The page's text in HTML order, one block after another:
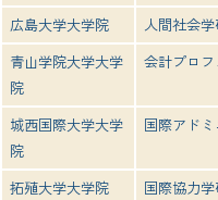
広島大学大学院
人間社会
青山学院大学大学
院
会計プロ
城西国際大学大学
院
国際アド
拓殖大学大学院
国際協力学